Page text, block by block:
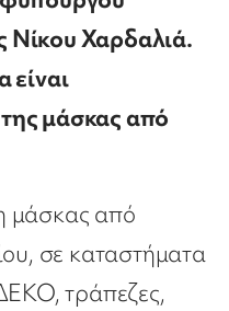
Νίκου Χαρδαλιά.
είναι
μάσκας από
μάσκας από
σε καταστήματα
τράπεζες,